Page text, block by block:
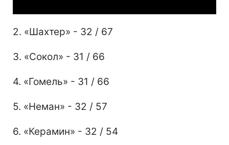
2. «Шахтер» - 32 / 67
3. «Сокол» - 31 / 66
4. «Гомель» - 31 / 66
5. «Неман» - 32 / 57
6. «Керамин» - 32 / 54